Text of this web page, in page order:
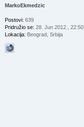
MarkoEkmedzic
Postovi: 639
Pridružio se: 28. Jun 2012., 22:50
Lokacija: Beograd, Srbija